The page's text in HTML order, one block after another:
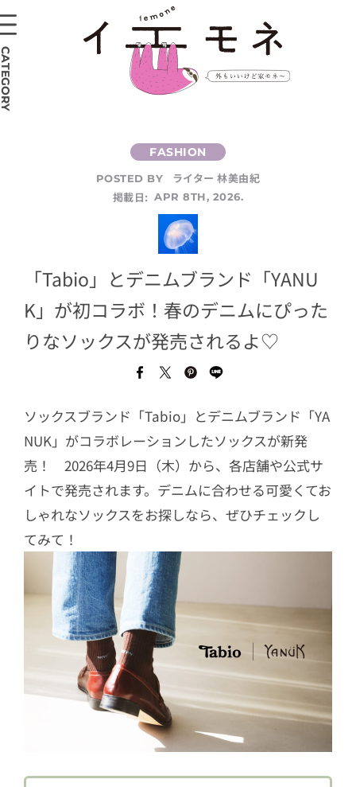
POSTED BY
ライター 林美由紀
掲載日: APR 8TH, 2026.
「Tabio」とデニムブランド「YANU
K」が初コラボ！春のデニムにぴった
りなソックスが発売されるよ♡
ソックスブランド「Tabio」とデニムブランド「YA
NUK」がコラボレーションしたソックスが新発
売！ 2026年4月9日（木）から、各店舗や公式サ
イトで発売されます。デニムに合わせる可愛くてお
しゃれなソックスをお探しなら、ぜひチェックし
てみて！